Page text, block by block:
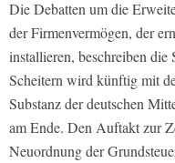
Die Debatten um die
der Firmenvermögen, der
installieren, beschreiben
Scheitern wird künftig mit
Substanz der deutschen
am Ende. Den Auftakt zur
Neuordnung der